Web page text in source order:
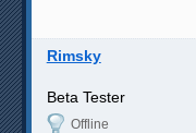
Rimsky
Beta Tester
Offline